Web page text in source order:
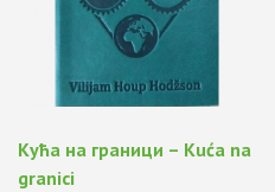
Кућа на граници – Kuća na
granici